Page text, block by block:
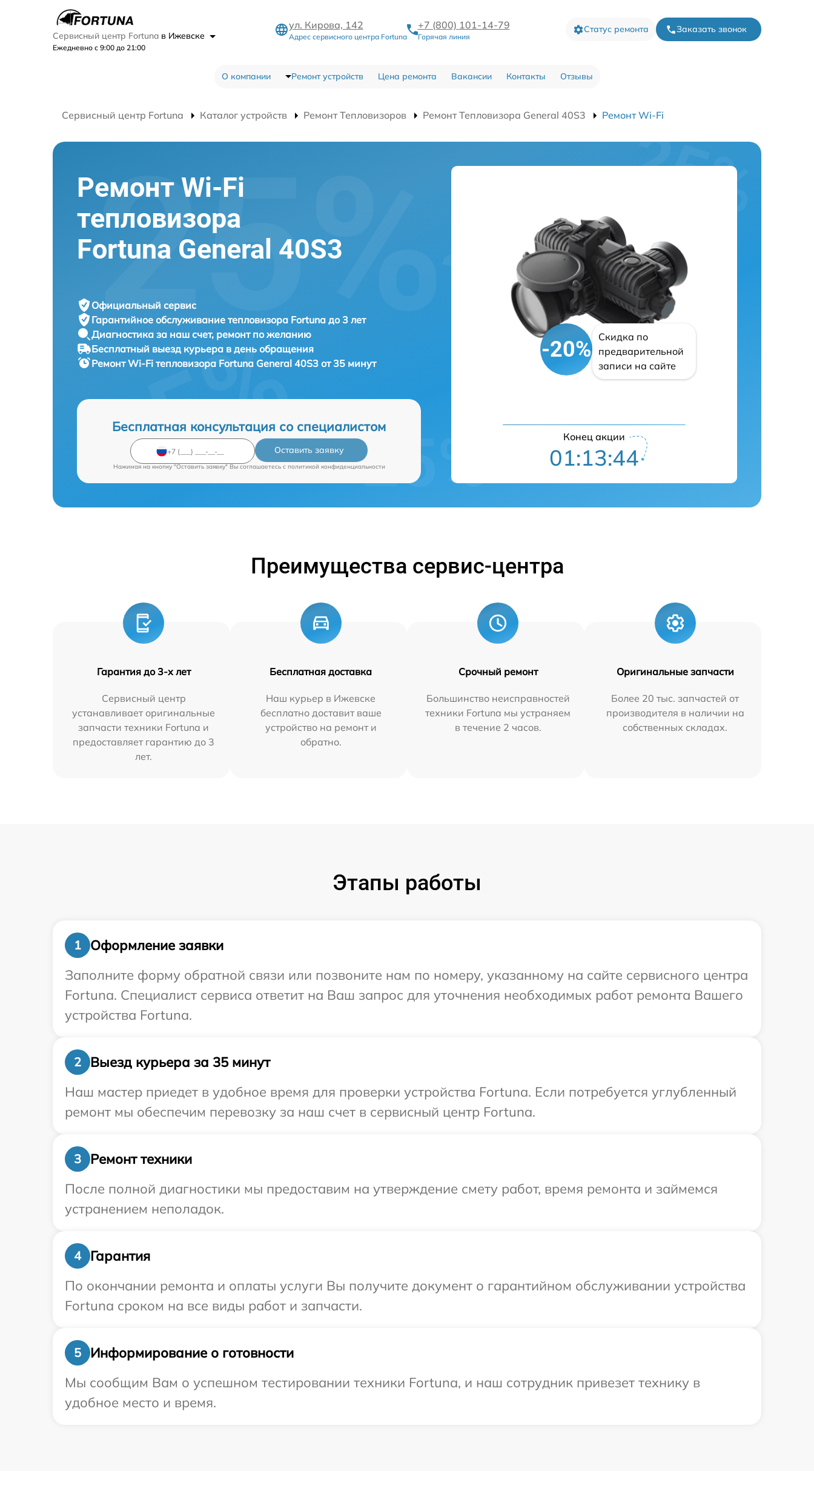
Сервисный центр Fortuna в Ижевске
Ежедневно с 9:00 до 21:00
ул. Кирова, 142
Адрес сервисного центра Fortuna
+7 (800) 101-14-79
Горячая линия
Статус ремонта Заказать звонок
О компании Ремонт устройств Цена ремонта Вакансии Контакты Отзывы
Сервисный центр Fortuna Каталог устройств Ремонт Тепловизоров Ремонт Тепловизора General 40S3 Ремонт Wi-Fi
Ремонт Wi-Fi
тепловизора
Fortuna General 40S3
Официальный сервис
Гарантийное обслуживание тепловизора Fortuna до 3 лет
Диагностика за наш счет, ремонт по желанию
Бесплатный выезд курьера в день обращения
Ремонт Wi-Fi тепловизора Fortuna General 40S3 от 35 минут
Бесплатная консультация со специалистом
Оставить заявку
Нажимая на кнопку "Оставить заявку" Вы соглашаетесь c политикой конфиденциальности
-20%
Скидка по
предварительной
записи на сайте
Конец акции
01:13:43
Преимущества сервис-центра
Гарантия до 3-х лет
Сервисный центр
устанавливает оригинальные
запчасти техники Fortuna и
предоставляет гарантию до 3
лет.
Бесплатная доставка
Наш курьер в Ижевске
бесплатно доставит ваше
устройство на ремонт и
обратно.
Срочный ремонт
Большинство неисправностей
техники Fortuna мы устраняем
в течение 2 часов.
Оригинальные запчасти
Более 20 тыс. запчастей от
производителя в наличии на
собственных складах.
Этапы работы
1
Оформление заявки
Заполните форму обратной связи или позвоните нам по номеру, указанному на сайте сервисного центра
Fortuna. Специалист сервиса ответит на Ваш запрос для уточнения необходимых работ ремонта Вашего
устройства Fortuna.
2
Выезд курьера за 35 минут
Наш мастер приедет в удобное время для проверки устройства Fortuna. Если потребуется углубленный
ремонт мы обеспечим перевозку за наш счет в сервисный центр Fortuna.
3
Ремонт техники
После полной диагностики мы предоставим на утверждение смету работ, время ремонта и займемся
устранением неполадок.
4
Гарантия
По окончании ремонта и оплаты услуги Вы получите документ о гарантийном обслуживании устройства
Fortuna сроком на все виды работ и запчасти.
5
Информирование о готовности
Мы сообщим Вам о успешном тестировании техники Fortuna, и наш сотрудник привезет технику в
удобное место и время.